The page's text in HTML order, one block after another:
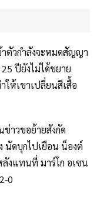
าตัวกำลังจะหมดสัญญา
ปียังไม่ได้ขยาย
ห้เขาเปลี่ยนสีเสื้อ
าวขอย้ายสังกัด
นัดบุกไปเยือน น็องต์
ลังแทนที่ มาร์โก อเซน
0